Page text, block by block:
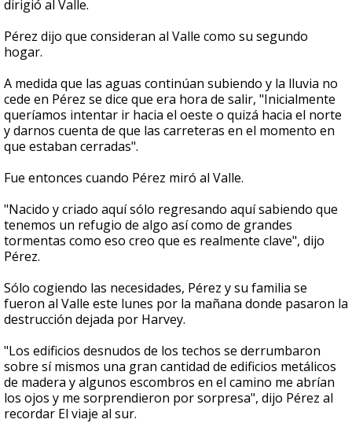
dirigió al Valle.
Pérez dijo que consideran al Valle como su segundo
hogar.
A medida que las aguas continúan subiendo y la lluvia no
cede en Pérez se dice que era hora de salir, "Inicialmente
queríamos intentar ir hacia el oeste o quizá hacia el norte
y darnos cuenta de que las carreteras en el momento en
que estaban cerradas".
Fue entonces cuando Pérez miró al Valle.
"Nacido y criado aquí sólo regresando aquí sabiendo que
tenemos un refugio de algo así como de grandes
tormentas como eso creo que es realmente clave", dijo
Pérez.
Sólo cogiendo las necesidades, Pérez y su familia se
fueron al Valle este lunes por la mañana donde pasaron la
destrucción dejada por Harvey.
"Los edificios desnudos de los techos se derrumbaron
sobre sí mismos una gran cantidad de edificios metálicos
de madera y algunos escombros en el camino me abrían
los ojos y me sorprendieron por sorpresa", dijo Pérez al
recordar El viaje al sur.